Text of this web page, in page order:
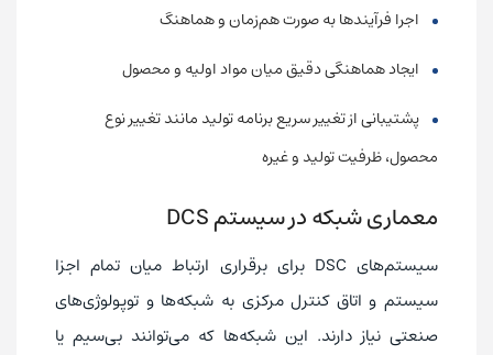
اجرا فرآیندها به صورت هم‌زمان و هماهنگ
ایجاد هماهنگی دقیق میان مواد اولیه و محصول
پشتیبانی از تغییر سریع برنامه تولید مانند تغییر نوع
محصول، ظرفیت تولید و غیره
معماری شبکه در سیستم DCS
سیستم‌های DSC برای برقراری ارتباط میان تمام اجزا
سیستم و اتاق کنترل مرکزی به شبکه‌ها و توپولوژی‌های
صنعتی نیاز دارند. این شبکه‌ها که می‌توانند بی‌سیم یا